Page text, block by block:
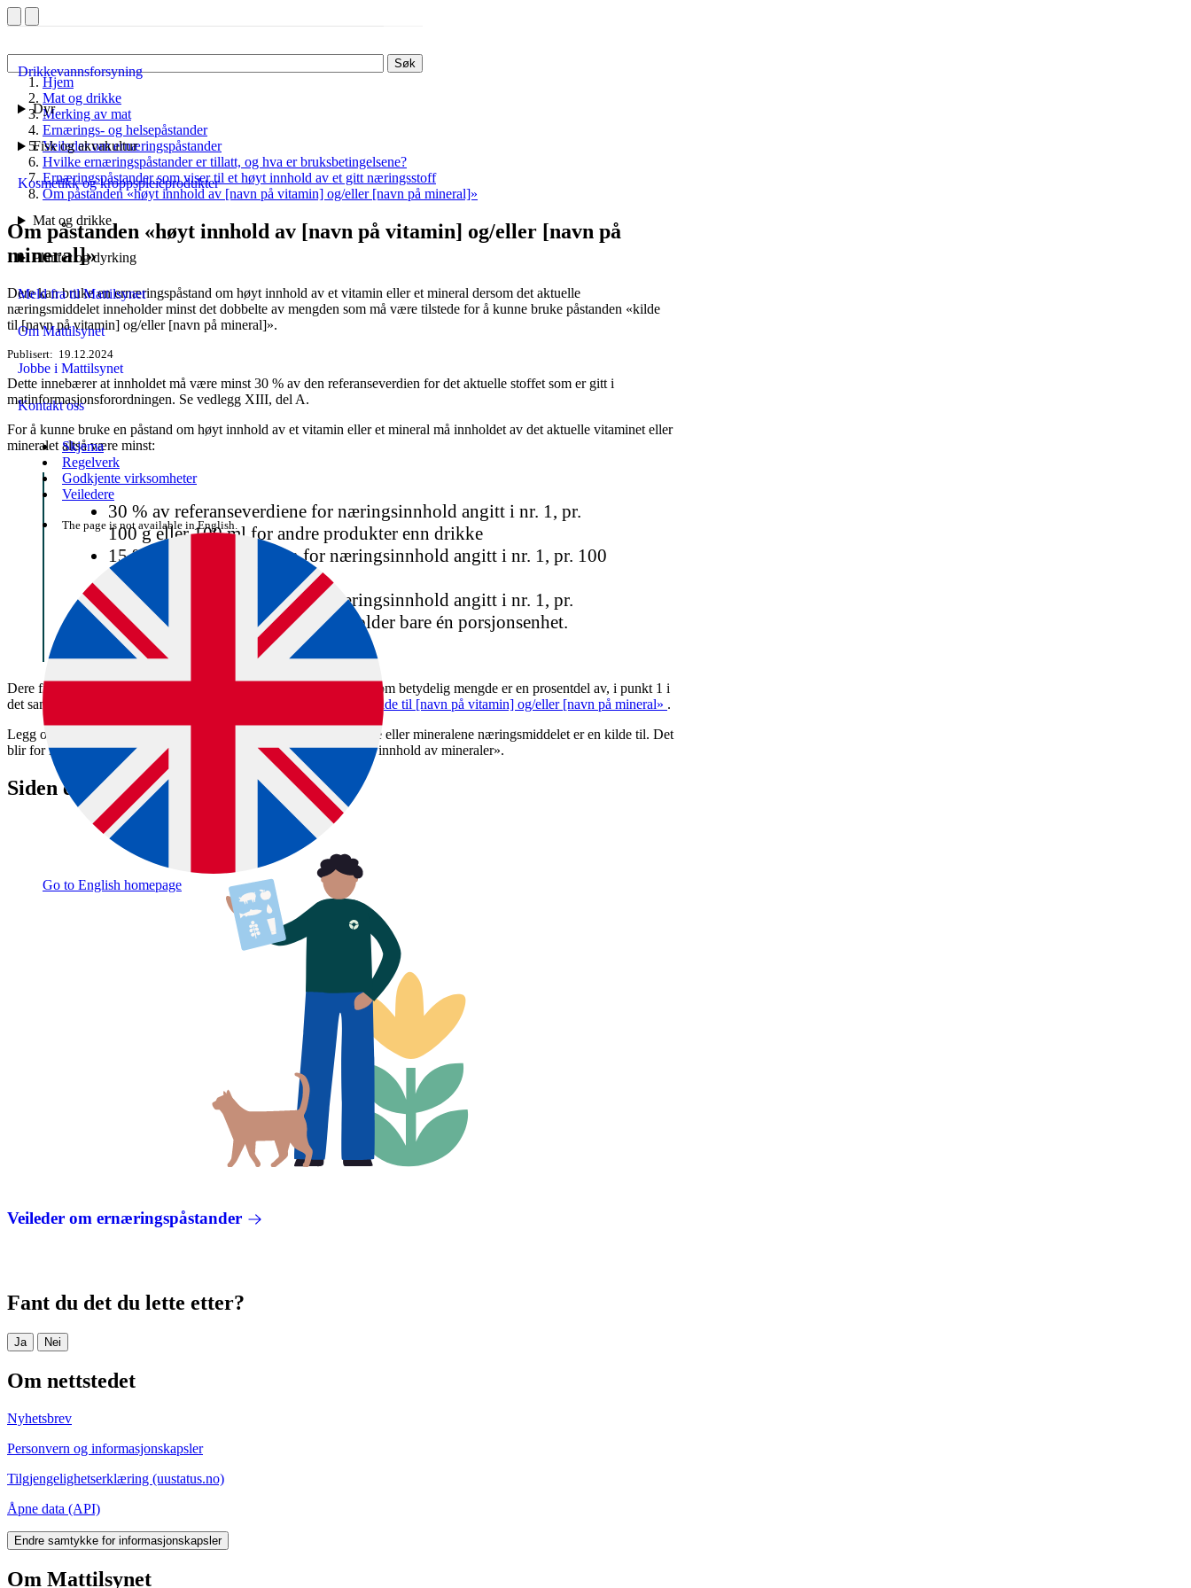
Søk
Drikkevannsforsyning
Dyr
Fisk og akvakultur
Kosmetikk og kroppspleieprodukter
Mat og drikke
Planter og dyrking
Meld fra til Mattilsynet
Om Mattilsynet
Jobbe i Mattilsynet
Kontakt oss
Skjema
Regelverk
Godkjente virksomheter
Veiledere
The page is not available in English.
Go to English homepage
Hjem
Mat og drikke
Merking av mat
Ernærings- og helsepåstander
Veileder om ernæringspåstander
Hvilke ernæringspåstander er tillatt, og hva er bruksbetingelsene?
Ernæringspåstander som viser til et høyt innhold av et gitt næringsstoff
Om påstanden «høyt innhold av [navn på vitamin] og/eller [navn på mineral]»
Om påstanden «høyt innhold av [navn på vitamin] og/eller [navn på
mineral]»
Dere kan bruke en ernæringspåstand om høyt innhold av et vitamin eller et mineral dersom det aktuelle
næringsmiddelet inneholder minst det dobbelte av mengden som må være tilstede for å kunne bruke påstanden «kilde
til [navn på vitamin] og/eller [navn på mineral]».
Publisert 19.12.2024
Dette innebærer at innholdet må være minst 30 % av den referanseverdien for det aktuelle stoffet som er gitt i
matinformasjonsforordningen. Se vedlegg XIII, del A.
For å kunne bruke en påstand om høyt innhold av et vitamin eller et mineral må innholdet av det aktuelle vitaminet eller
mineralet altså være minst:
30 % av referanseverdiene for næringsinnhold angitt i nr. 1, pr.
100 g eller 100 ml for andre produkter enn drikke
15 % av referanseverdien for næringsinnhold angitt i nr. 1, pr. 100
ml for drikker
30 % av referanseverdien for næringsinnhold angitt i nr. 1, pr.
porsjon dersom pakningen inneholder bare én porsjonsenhet.
Dere finner selve verdiene for de ulike vitaminene og mineralene som betydelig mengde er en prosentdel av, i punkt 1 i
det samme vedlegget. Se også avsnittet om
ernæringspåstanden «kilde til [navn på vitamin] og/eller [navn på mineral» .
Legg også merke til at dere alltid må navngi hvert av de vitaminene eller mineralene næringsmiddelet er en kilde til. Det
blir for lite spesifikt å skrive for eksempel «vitaminrik» eller «høyt innhold av mineraler».
Siden er en del av denne veiledningen:
Veileder om ernæringspåstander
Fant du det du lette etter?
Ja Nei
Om nettstedet
Nyhetsbrev
Personvern og informasjonskapsler
Tilgjengelighetserklæring (uustatus.no)
Åpne data (API)
Endre samtykke for informasjonskapsler
Om Mattilsynet